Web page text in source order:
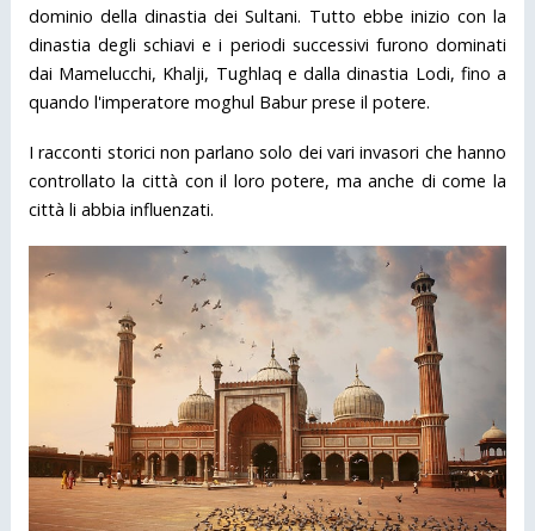
dominio della dinastia dei Sultani. Tutto ebbe inizio con la
dinastia degli schiavi e i periodi successivi furono dominati
dai Mamelucchi, Khalji, Tughlaq e dalla dinastia Lodi, fino a
quando l'imperatore moghul Babur prese il potere.
I racconti storici non parlano solo dei vari invasori che hanno
controllato la città con il loro potere, ma anche di come la
città li abbia influenzati.